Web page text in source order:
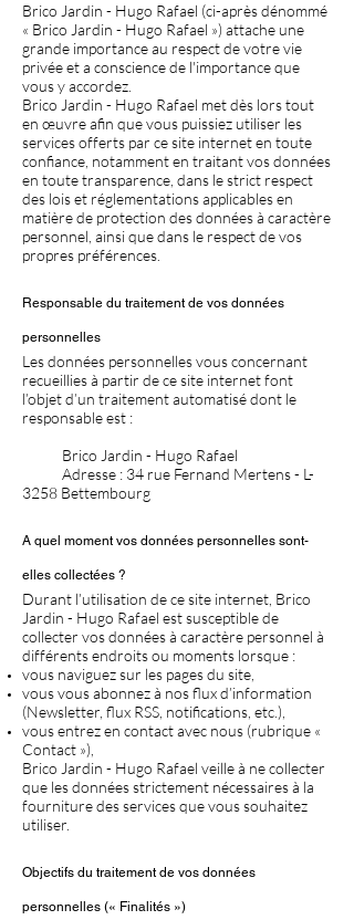
Brico Jardin - Hugo Rafael (ci-après dénommé
« Brico Jardin - Hugo Rafael ») attache une
grande importance au respect de votre vie
privée et a conscience de l'importance que
vous y accordez.
Brico Jardin - Hugo Rafael met dès lors tout
en œuvre afin que vous puissiez utiliser les
services offerts par ce site internet en toute
confiance, notamment en traitant vos données
en toute transparence, dans le strict respect
des lois et réglementations applicables en
matière de protection des données à caractère
personnel, ainsi que dans le respect de vos
propres préférences.
Responsable du traitement de vos données
personnelles
Les données personnelles vous concernant
recueillies à partir de ce site internet font
l’objet d’un traitement automatisé dont le
responsable est :
Brico Jardin - Hugo Rafael
Adresse : 34 rue Fernand Mertens - L-
3258 Bettembourg
A quel moment vos données personnelles sont-
elles collectées ?
Durant l’utilisation de ce site internet, Brico
Jardin - Hugo Rafael est susceptible de
collecter vos données à caractère personnel à
différents endroits ou moments lorsque :
vous naviguez sur les pages du site,
vous vous abonnez à nos flux d’information
(Newsletter, flux RSS, notifications, etc.),
vous entrez en contact avec nous (rubrique «
Contact »),
Brico Jardin - Hugo Rafael veille à ne collecter
que les données strictement nécessaires à la
fourniture des services que vous souhaitez
utiliser.
Objectifs du traitement de vos données
personnelles (« Finalités »)